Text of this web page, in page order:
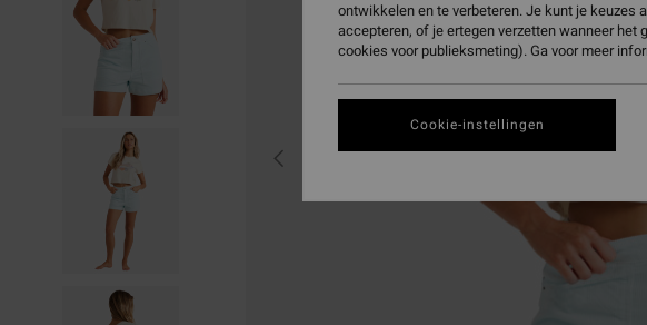
ontwikkelen en te verbeteren. Je kunt je keuzes
accepteren, of je ertegen verzetten wanneer
cookies voor publieksmeting). Ga voor meer
Cookie-instellingen